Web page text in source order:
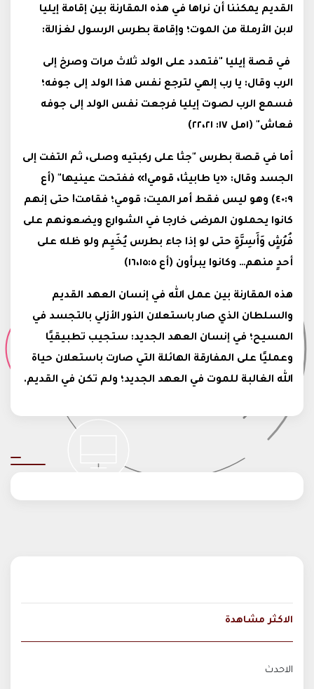
القديم يمكننا أن نراها في هذه المقارنة بين إقامة إيليا
لابن الأرملة من الموت؛ وإقامة بطرس الرسول لغزالة:
في قصة إيليا "فتمدد على الولد ثلاث مرات وصرخ إلى
الرب وقال: يا رب إلهي لترجع نفس هذا الولد إلى جوفه؛
فسمع الرب لصوت إيليا فرجعت نفس الولد إلى جوفه
فعاش" (١مل ١٧: ٢٢،٢١)
أما في قصة بطرس "جثا على ركبتيه وصلى، ثم التفت إلى
الجسد وقال: «يا طابيثا، قومي!» ففتحت عينيها" (أع
٤٠:٩) وهو ليس فقط أمر الميت: قومي؛ فقامت! حتى إنهم
كانوا يحملون المرضى خارجا في الشوارع ويضعونهم على
فُرُشٍ وَأَسِرَّةٍ حتى لو إذا جاء بطرس يُخَيِم ولو ظله على
أحدٍ منهم… وكانوا يبرأون (أع ١٦،١٥:٥)
هذه المقارنة بين عمل الله في إنسان العهد القديم
والسلطان الذي صار باستعلان النور الأزلي بالتجسد في
المسيح؛ في إنسان العهد الجديد: ستجيب تطبيقيًا
وعمليًا على المفارقة الهائلة التي صارت باستعلان حياة
الله الغالبة للموت في العهد الجديد؛ ولم تكن في القديم.
الاكثر مشاهدة
الاحدث